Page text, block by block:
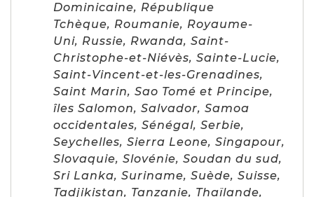
Dominicaine, République
Tchèque, Roumanie, Royaume-
Uni, Russie, Rwanda, Saint-
Christophe-et-Niévès, Sainte-Lucie,
Saint-Vincent-et-les-Grenadines,
Saint Marin, Sao Tomé et Principe,
îles Salomon, Salvador, Samoa
occidentales, Sénégal, Serbie,
Seychelles, Sierra Leone, Singapour,
Slovaquie, Slovénie, Soudan du sud,
Sri Lanka, Suriname, Suède, Suisse,
Tadjikistan, Tanzanie, Thaïlande,